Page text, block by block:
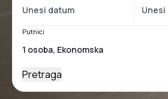
Putnici
Pretraga